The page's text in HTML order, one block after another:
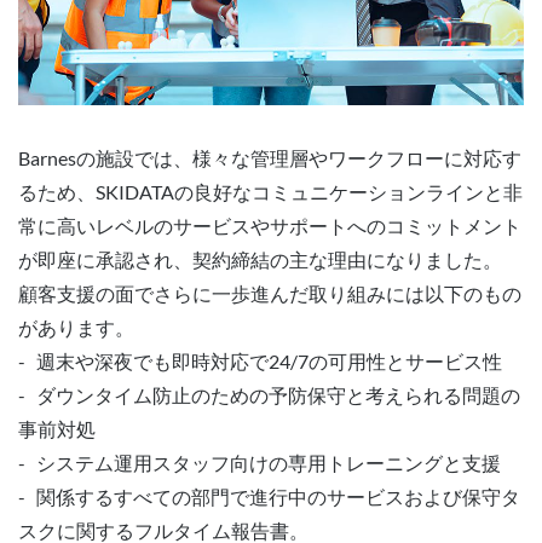
Barnesの施設では、様々な管理層やワークフローに対応す
るため、SKIDATAの良好なコミュニケーションラインと非
常に高いレベルのサービスやサポートへのコミットメント
が即座に承認され、契約締結の主な理由になりました。
顧客支援の面でさらに一歩進んだ取り組みには以下のもの
があります。
- 週末や深夜でも即時対応で24/7の可用性とサービス性
- ダウンタイム防止のための予防保守と考えられる問題の
事前対処
- システム運用スタッフ向けの専用トレーニングと支援
- 関係するすべての部門で進行中のサービスおよび保守タ
スクに関するフルタイム報告書。